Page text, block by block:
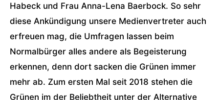
Habeck und Frau Anna-Lena Baerbock. So sehr
diese Ankündigung unsere Medienvertreter auch
erfreuen mag, die Umfragen lassen beim
Normalbürger alles andere als Begeisterung
erkennen, denn dort sacken die Grünen immer
mehr ab. Zum ersten Mal seit 2018 stehen die
Grünen im der Beliebtheit unter der Alternative